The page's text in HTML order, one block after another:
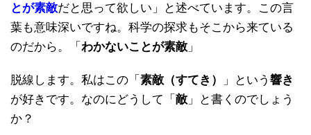
とが素敵だと思って欲しい」と述べています。この言
葉も意味深いですね。科学の探求もそこから来ている
のだから。「 わかないことが素敵 」
脱線します。私はこの「 素敵（すてき） 」という響き
が好きです。なのにどうして「 敵 」と書くのでしょう
か？